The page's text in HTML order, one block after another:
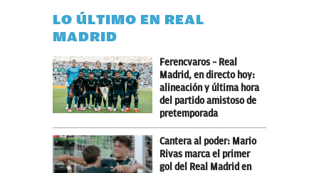
LO ÚLTIMO EN REAL
MADRID
Ferencvaros – Real
Madrid, en directo hoy:
alineación y última hora
del partido amistoso de
pretemporada
Cantera al poder: Mario
Rivas marca el primer
gol del Real Madrid en